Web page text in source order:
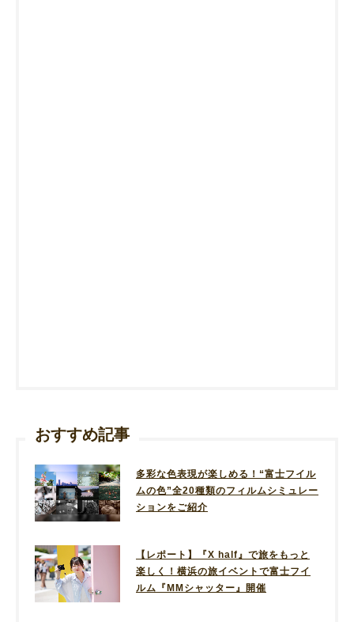
おすすめ記事
多彩な色表現が楽しめる！“富士フイル
ムの色”全20種類のフィルムシミュレー
ションをご紹介
【レポート】『X half』で旅をもっと
楽しく！横浜の旅イベントで富士フイ
ルム『MMシャッター』開催